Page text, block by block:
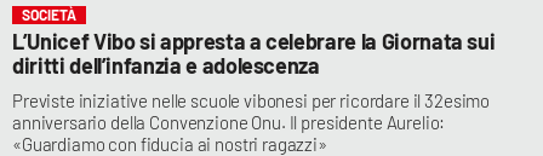
SOCIETÀ
L’Unicef Vibo si appresta a celebrare la Giornata sui
diritti dell’infanzia e adolescenza
Previste iniziative nelle scuole vibonesi per ricordare il 32esimo
anniversario della Convenzione Onu. Il presidente Aurelio:
«Guardiamo con fiducia ai nostri ragazzi»